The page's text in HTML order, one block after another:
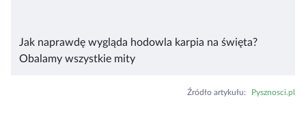
Jak naprawdę wygląda hodowla karpia na święta?
Obalamy wszystkie mity
Źródło artykułu: Pysznosci.pl